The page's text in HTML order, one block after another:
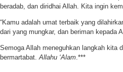
beradab, dan diridhai Allah. Kita ingin
“Kamu adalah umat terbaik yang
dari yang mungkar, dan beriman kepada
Semoga Allah meneguhkan langkah kita
bermartabat.Allahu ‘Alam.***